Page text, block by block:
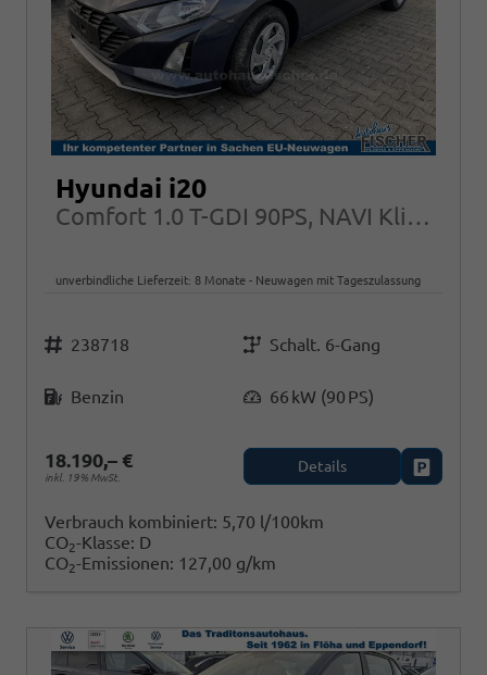
Hyundai i20
Comfort 1.0 T-GDI 90PS, NAVI Klima PDC Rückfahrkamera Tempomat Alarm
unverbindliche Lieferzeit: 8 Monate Neuwagen mit Tageszulassung
Fahrzeugnr.
238718
Getriebe
Schalt. 6-Gang
Benzin 66 kW (90 PS)
18.190,– €
inkl. 19% MwSt.
Details
Verbrauch kombiniert: 5,70 l/100km
CO2-Klasse: D
CO2-Emissionen: 127,00 g/km